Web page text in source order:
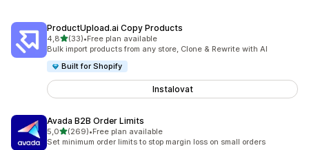
ProductUpload.ai Copy Products
4,8z 5 hvězd
(33)
Celkový počet recenzí: 33
•Free plan available
Bulk import products from any store, Clone & Rewrite with AI
Built for Shopify
Instalovat
Avada B2B Order Limits
5,0z 5 hvězd
(269)
Celkový počet recenzí: 269
•Free plan available
Set minimum order limits to stop margin loss on small orders